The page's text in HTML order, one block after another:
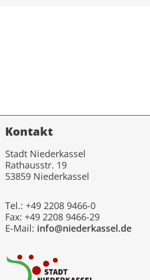
Kontakt
Stadt Niederkassel
Rathausstr. 19
53859 Niederkassel
Tel.: +49 2208 9466-0
Fax: +49 2208 9466-29
E-Mail: info@niederkassel.de